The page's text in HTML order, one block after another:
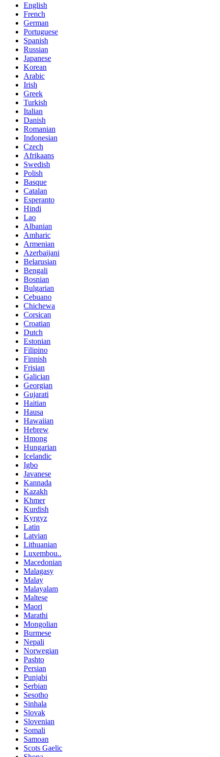
English
French
German
Portuguese
Spanish
Russian
Japanese
Korean
Arabic
Irish
Greek
Turkish
Italian
Danish
Romanian
Indonesian
Czech
Afrikaans
Swedish
Polish
Basque
Catalan
Esperanto
Hindi
Lao
Albanian
Amharic
Armenian
Azerbaijani
Belarusian
Bengali
Bosnian
Bulgarian
Cebuano
Chichewa
Corsican
Croatian
Dutch
Estonian
Filipino
Finnish
Frisian
Galician
Georgian
Gujarati
Haitian
Hausa
Hawaiian
Hebrew
Hmong
Hungarian
Icelandic
Igbo
Javanese
Kannada
Kazakh
Khmer
Kurdish
Kyrgyz
Latin
Latvian
Lithuanian
Luxembou..
Macedonian
Malagasy
Malay
Malayalam
Maltese
Maori
Marathi
Mongolian
Burmese
Nepali
Norwegian
Pashto
Persian
Punjabi
Serbian
Sesotho
Sinhala
Slovak
Slovenian
Somali
Samoan
Scots Gaelic